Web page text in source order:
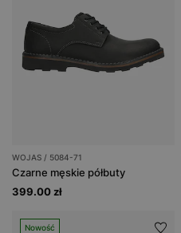
WOJAS / 5084-71
Czarne męskie półbuty
399.00 zł
Nowość